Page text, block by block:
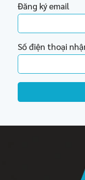
Đăng ký email
Số điện thoại